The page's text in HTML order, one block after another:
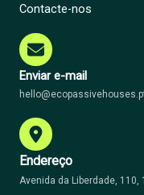
Contacte-nos
Enviar e-mail
Endereço
Avenida da Liberdade, 110,